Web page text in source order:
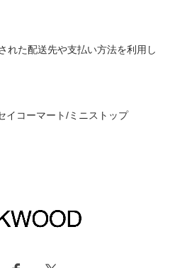
れた配送先や支払い方法を利用し
イコーマート/ミニストップ